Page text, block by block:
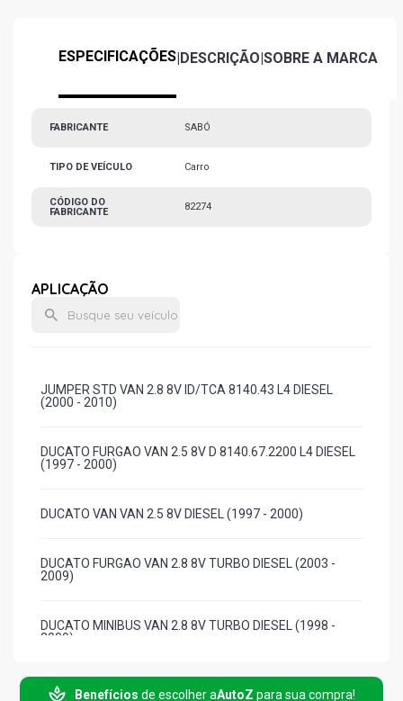
ESPECIFICAÇÕES|DESCRIÇÃO|SOBRE A MARCA
FABRICANTE SABÓ
TIPO DE VEÍCULO Carro
CÓDIGO DO
FABRICANTE
82274
APLICAÇÃO
JUMPER STD VAN 2.8 8V ID/TCA 8140.43 L4 DIESEL
(2000 - 2010)
DUCATO FURGAO VAN 2.5 8V D 8140.67.2200 L4 DIESEL
(1997 - 2000)
DUCATO VAN VAN 2.5 8V DIESEL (1997 - 2000)
DUCATO FURGAO VAN 2.8 8V TURBO DIESEL (2003 -
2009)
DUCATO MINIBUS VAN 2.8 8V TURBO DIESEL (1998 -
2009)
DUCATO VAN VAN 2.8 8V TURBO DIESEL (1998 - 2009)
Benefícios de escolher aAutoZ para sua compra!